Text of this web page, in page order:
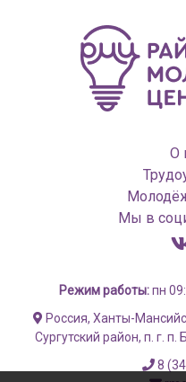
О
Мы в
Режим работы:пн
Россия, Ханты-
Сургутский район, п. г.
8